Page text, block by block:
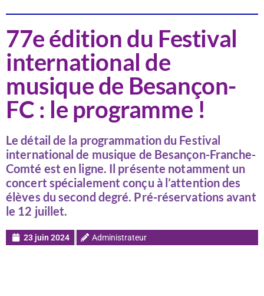
77e édition du Festival
international de
musique de Besançon-
FC : le programme !
Le détail de la programmation du Festival
international de musique de Besançon-Franche-
Comté est en ligne. Il présente notamment un
concert spécialement conçu à l’attention des
élèves du second degré. Pré-réservations avant
le 12 juillet.
23 juin 2024 Administrateur